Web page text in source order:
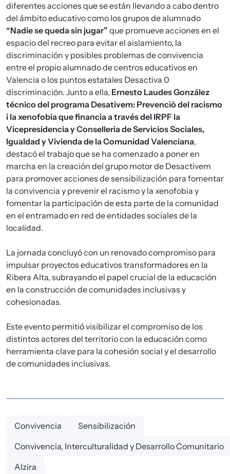
diferentes acciones que se están llevando a cabo dentro
del ámbito educativo como los grupos de alumnado
“Nadie se queda sin jugar” que promueve acciones en el
espacio del recreo para evitar el aislamiento, la
discriminación y posibles problemas de convivencia
entre el propio alumnado de centros educativos en
Valencia o los puntos estatales Desactiva 0
discriminación. Junto a ella, Ernesto Laudes González
técnico del programa Desativem: Prevenciò del racismo
i la xenofobia que financia a través del IRPF la
Vicepresidencia y Conselleria de Servicios Sociales,
Igualdad y Vivienda de la Comunidad Valenciana,
destacó el trabajo que se ha comenzado a poner en
marcha en la creación del grupo motor de Desactivem
para promover acciones de sensibilización para fomentar
la convivencia y prevenir el racismo y la xenofobia y
fomentar la participación de esta parte de la comunidad
en el entramado en red de entidades sociales de la
localidad.
La jornada concluyó con un renovado compromiso para
impulsar proyectos educativos transformadores en la
Ribera Alta, subrayando el papel crucial de la educación
en la construcción de comunidades inclusivas y
cohesionadas.
Este evento permitió visibilizar el compromiso de los
distintos actores del territorio con la educación como
herramienta clave para la cohesión social y el desarrollo
de comunidades inclusivas.
Convivencia
Sensibilización
Convivencia, Interculturalidad y Desarrollo Comunitario
Alzira